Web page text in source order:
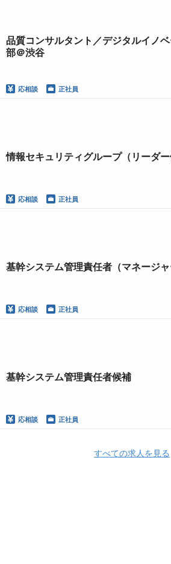
品質コンサルタント／デジタルイノ
部＠渋谷
応相談 正社員
情報セキュリティグループ（リーダー
応相談 正社員
基幹システム管理責任者（マネージャ
応相談 正社員
基幹システム管理責任者候補
応相談 正社員
すべての求人を見る